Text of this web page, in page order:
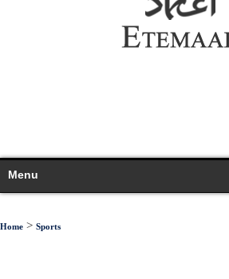
Menu
Home > Sports